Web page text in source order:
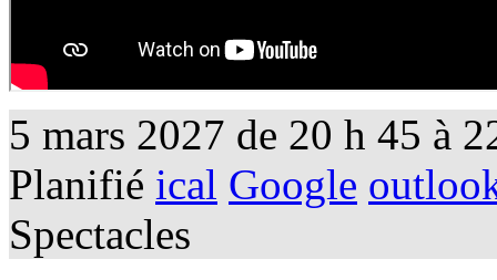
5 mars 2027 de 20 h 45 à
Planifié ical Google
Spectacles